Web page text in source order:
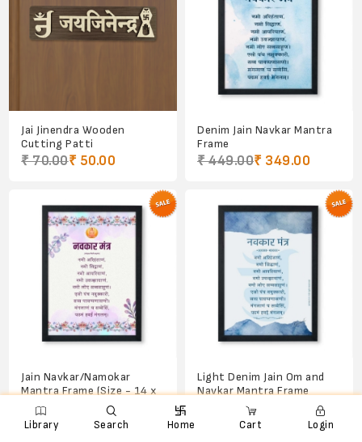

Library
e
Search
ꨑ
Home
d
Cart

Login
Jai Jinendra Wooden
Cutting Patti
₹ 70.00₹ 50.00
Denim Jain Navkar Mantra
Frame
₹ 449.00₹ 349.00
Jain Navkar/Namokar
Mantra Frame (Size - 14 x
9.5 inches)
₹ 449.00 ₹ 349.00
Light Denim Jain Om and
Navkar Mantra Frame
₹ 449.00₹ 349.00